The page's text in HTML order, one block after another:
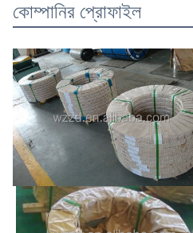
কোম্পানির প্রোফাইল